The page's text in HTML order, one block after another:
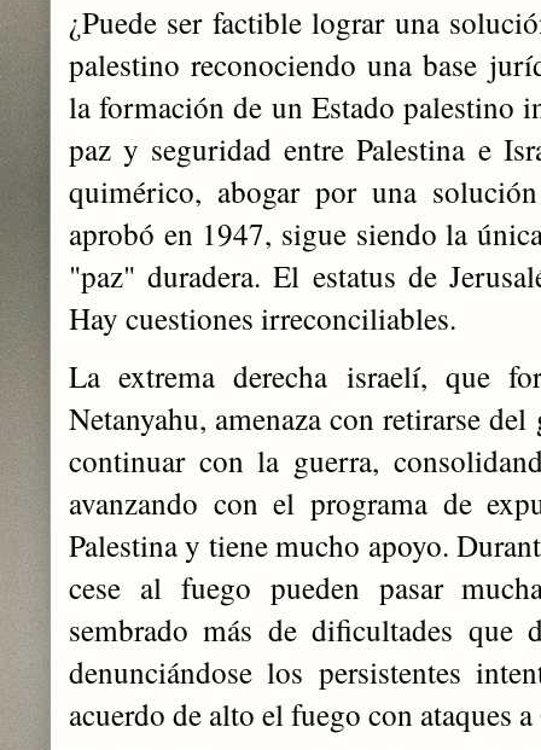
¿Puede ser factible lograr una
palestino reconociendo una base
la formación de un Estado palestino
paz y seguridad entre Palestina e
quimérico, abogar por una
aprobó en 1947, sigue siendo la
"paz" duradera. El estatus de
Hay cuestiones irreconciliables.
La extrema derecha israelí, que
Netanyahu, amenaza con retirarse
continuar con la guerra,
avanzando con el programa de
Palestina y tiene mucho apoyo.
cese al fuego pueden pasar
sembrado más de dificultades que
denunciándose los persistentes
acuerdo de alto el fuego con ataques a